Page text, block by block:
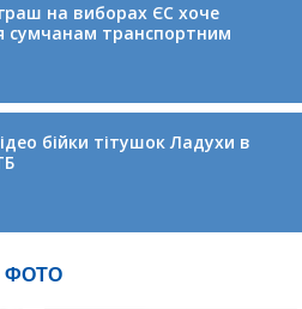
на виборах ЄС хоче
сумчанам транспортним
бійки тітушок Ладухи в
ФОТО